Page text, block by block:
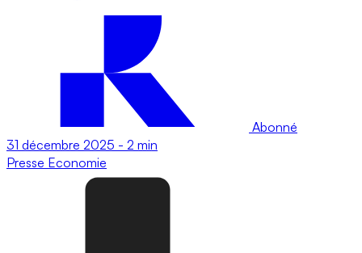
Abonné
31 décembre 2025 - 2 min
Presse Economie